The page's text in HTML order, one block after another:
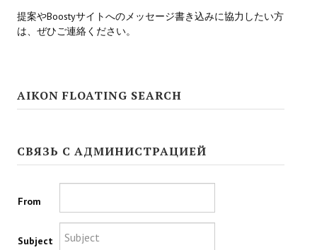
Neverwinter Nights 1
Sims 4
Star Wars Knights of the Old Republic 1
Titan Quest Immortal Throne
提案やBoostyサイトへのメッセージ書き込みに協力したい方
は、ぜひご連絡ください。
AIKON FLOATING SEARCH
СВЯЗЬ С АДМИНИСТРАЦИЕЙ
From
Subject